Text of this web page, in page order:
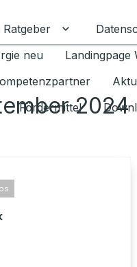
Ratgeber Untermenü
neu Landingpage
Fördermittel2024